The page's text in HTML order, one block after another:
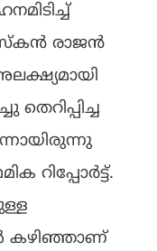
രാജന്‍
തെറിപ്പിച്ച
റിപ്പോര്‍ട്ട്.
കഴിഞ്ഞാണ്